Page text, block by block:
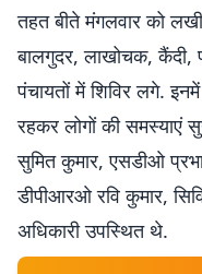
तहत बीते मंगलवार को
बालगुदर, लाखोचक, कैंदी,
पंचायतों में शिविर लगे. इनमें
रहकर लोगों की समस्याएं
सुमित कुमार, एसडीओ
डीपीआरओ रवि कुमार,
अधिकारी उपस्थित थे.